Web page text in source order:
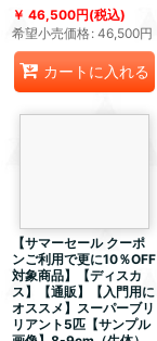
46,500円(税込)
希望小売価格: 46,500円
カートに入れる
【サマーセール クーポ
ンご利用で更に10％OFF
対象商品】【ディスカ
ス】【通販】【入門用に
オススメ】スーパーブリ
リアント5匹【サンプル